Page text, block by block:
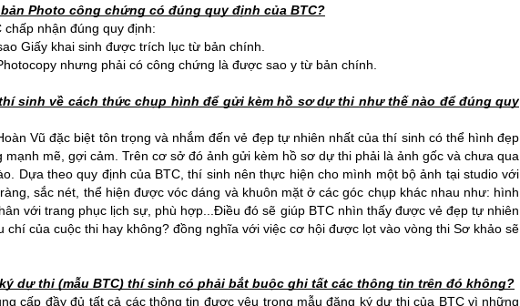
Photo công chứng có đúng quy định của BTC?
nhận đúng quy định:
Giấy khai sinh được trích lục từ bản chính.
nhưng phải có công chứng là được sao y từ bản chính.
sinh về cách thức chụp hình để gửi kèm hồ sơ dự thi như thế nào để đúng quy
Vũ đặc biệt tôn trọng và nhắm đến vẻ đẹp tự nhiên nhất của thí sinh có thể hình đẹp
mẽ, gợi cảm. Trên cơ sở đó ảnh gửi kèm hồ sơ dự thi phải là ảnh gốc và chưa qua
Dựa theo quy định của BTC, thí sinh nên thực hiện cho mình một bộ ảnh tại studio với
sắc nét, thể hiện được vóc dáng và khuôn mặt ở các góc chụp khác nhau như: hình
với trang phục lịch sự, phù hợp...Điều đó sẽ giúp BTC nhìn thấy được vẻ đẹp tự nhiên
chí của cuộc thi hay không? đồng nghĩa với việc cơ hội được lọt vào vòng thi Sơ khảo sẽ
dự thi (mẫu BTC) thí sinh có phải bắt buộc ghi tất các thông tin trên đó không?
cấp đầy đủ tất cả các thông tin được yêu trong mẫu đăng ký dự thi của BTC vì những